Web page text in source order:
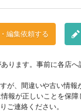
編集依頼する
ります。事前に各店
、間違いや古い情
報が正しいことを保
ご連絡ください。